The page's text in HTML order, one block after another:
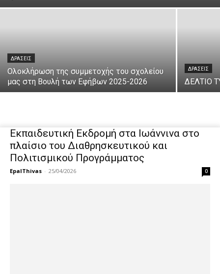
ΔΡΑΣΕΙΣ
Ολοκλήρωση της συμμετοχής του σχολείου
μας στη Βουλή των Εφήβων 2025-2026
ΔΡΑΣΕΙΣ
ΔΕΛΤΙΟ
Εκπαιδευτική Εκδρομή στα Ιωάννινα στο
πλαίσιο του Διαθρησκευτικού και
Πολιτισμικού Προγράμματος
EpalThivas - 25/04/2026 0